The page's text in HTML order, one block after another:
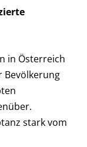
in Österreich
Bevölkerung
stark vom